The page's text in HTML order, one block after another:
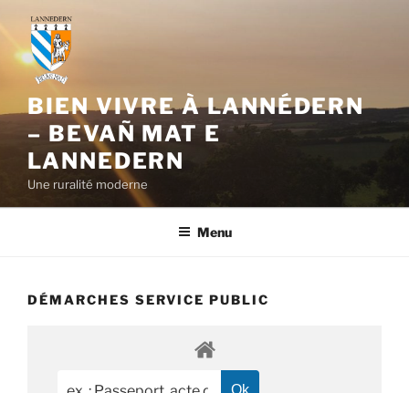
contenu
principal
BIEN VIVRE À LANNÉDERN
– BEVAÑ MAT E
LANNEDERN
Une ruralité moderne
Menu
DÉMARCHES SERVICE PUBLIC